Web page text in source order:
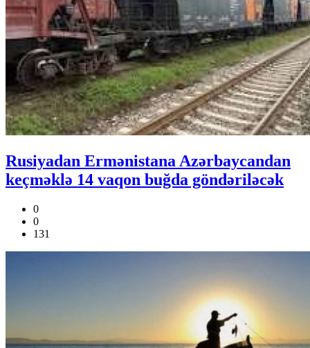
Rusiyadan Ermənistana Azərbaycandan
keçməklə 14 vaqon buğda göndəriləcək
0
0
131